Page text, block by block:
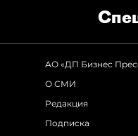
АО «ДП Бизнес
О СМИ
Редакция
Подписка